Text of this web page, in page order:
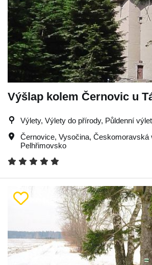
Výšlap kolem Černovic u
Výlety, Výlety do přírody, Půldenní
Černovice, Vysočina, Českomoravská
Pelhřimovsko